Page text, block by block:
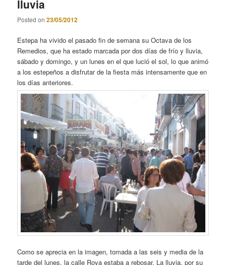
lluvia
Posted on23/05/2012
Estepa ha vivido el pasado fin de semana su Octava de los
Remedios, que ha estado marcada por dos días de frío y lluvia,
sábado y domingo, y un lunes en el que lució el sol, lo que animó
a los estepeños a disfrutar de la fiesta más intensamente que en
los días anteriores.
Como se aprecia en la imagen, tomada a las seis y media de la
tarde del lunes, la calle Roya estaba a rebosar. La lluvia, por su